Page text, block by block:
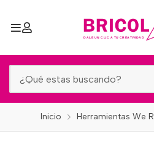
Inicio Herramientas We R